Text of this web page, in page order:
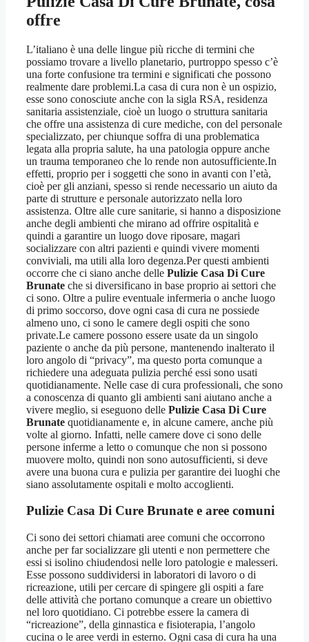
offre
L’italiano è una delle lingue più ricche di termini che
possiamo trovare a livello planetario, purtroppo spesso c’è
una forte confusione tra termini e significati che possono
realmente dare problemi.La casa di cura non è un ospizio,
esse sono conosciute anche con la sigla RSA, residenza
sanitaria assistenziale, cioè un luogo o struttura sanitaria
che offre una assistenza di cure mediche, con del personale
specializzato, per chiunque soffra di una problematica
legata alla propria salute, ha una patologia oppure anche
un trauma temporaneo che lo rende non autosufficiente.In
effetti, proprio per i soggetti che sono in avanti con l’età,
cioè per gli anziani, spesso si rende necessario un aiuto da
parte di strutture e personale autorizzato nella loro
assistenza. Oltre alle cure sanitarie, si hanno a disposizione
anche degli ambienti che mirano ad offrire ospitalità e
quindi a garantire un luogo dove riposare, magari
socializzare con altri pazienti e quindi vivere momenti
conviviali, ma utili alla loro degenza.Per questi ambienti
occorre che ci siano anche delle Pulizie Casa Di Cure
Brunate che si diversificano in base proprio ai settori che
ci sono. Oltre a pulire eventuale infermeria o anche luogo
di primo soccorso, dove ogni casa di cura ne possiede
almeno uno, ci sono le camere degli ospiti che sono
private.Le camere possono essere usate da un singolo
paziente o anche da più persone, mantenendo inalterato il
loro angolo di “privacy”, ma questo porta comunque a
richiedere una adeguata pulizia perché essi sono usati
quotidianamente. Nelle case di cura professionali, che sono
a conoscenza di quanto gli ambienti sani aiutano anche a
vivere meglio, si eseguono delle Pulizie Casa Di Cure
Brunate quotidianamente e, in alcune camere, anche più
volte al giorno. Infatti, nelle camere dove ci sono delle
persone inferme a letto o comunque che non si possono
muovere molto, quindi non sono autosufficienti, si deve
avere una buona cura e pulizia per garantire dei luoghi che
siano assolutamente ospitali e molto accoglienti.
Pulizie Casa Di Cure Brunate e aree comuni
Ci sono dei settori chiamati aree comuni che occorrono
anche per far socializzare gli utenti e non permettere che
essi si isolino chiudendosi nelle loro patologie e malesseri.
Esse possono suddividersi in laboratori di lavoro o di
ricreazione, utili per cercare di spingere gli ospiti a fare
delle attività che portano comunque a creare un obiettivo
nel loro quotidiano. Ci potrebbe essere la camera di
“ricreazione”, della ginnastica e fisioterapia, l’angolo
cucina o le aree verdi in esterno. Ogni casa di cura ha una